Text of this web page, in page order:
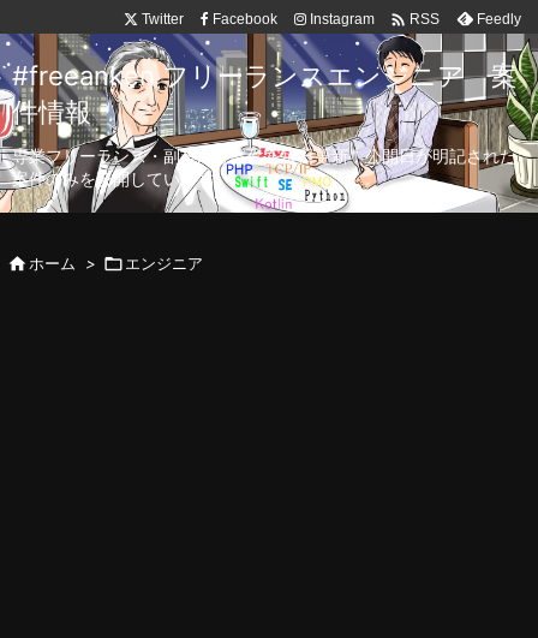
Twitter Facebook Instagram  RSS Feedly
#freeanken フリーランスエンジニア 案
件情報
専業フリーランス・副業向け案件を毎日更新！公開日が明記された
案件のみを公開しています。
ホーム > エンジニア